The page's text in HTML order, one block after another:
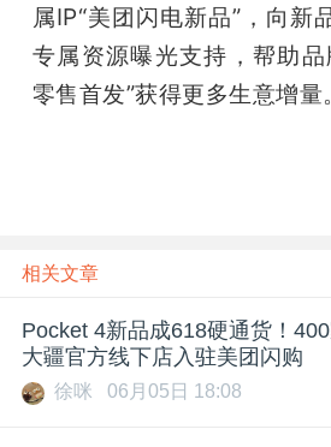
属IP“美团闪电新品”，向新
专属资源曝光支持，帮助
零售首发”获得更多生意增量。
相关文章
Pocket 4新品成618硬通货！
大疆官方线下店入驻美团闪购
徐咪 06月05日 18:08